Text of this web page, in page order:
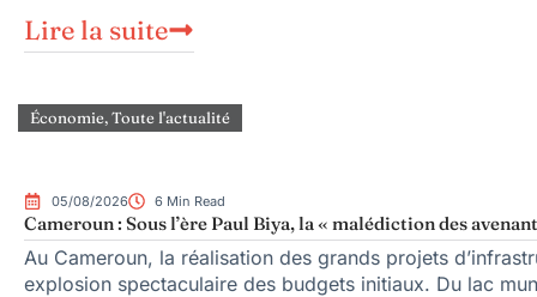
Lire la suite
Économie,Toute l'actualité
05/08/2026 6 Min Read
Cameroun : Sous l’ère Paul Biya, la « malédiction des
Au Cameroun, la réalisation des grands projets
explosion spectaculaire des budgets initiaux. Du lac